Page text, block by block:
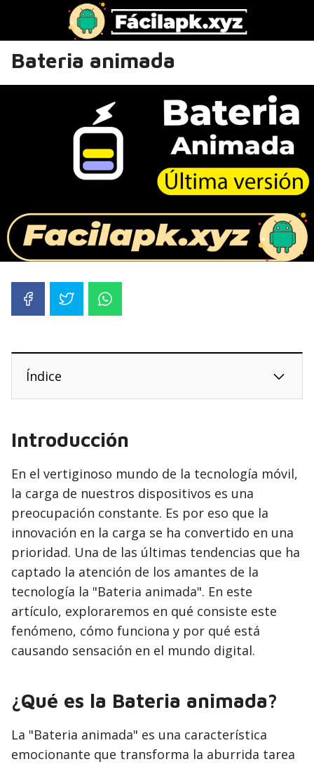
Bateria animada
Índice
Introducción
En el vertiginoso mundo de la tecnología móvil,
la carga de nuestros dispositivos es una
preocupación constante. Es por eso que la
innovación en la carga se ha convertido en una
prioridad. Una de las últimas tendencias que ha
captado la atención de los amantes de la
tecnología la "Bateria animada". En este
artículo, exploraremos en qué consiste este
fenómeno, cómo funciona y por qué está
causando sensación en el mundo digital.
¿Qué es la Bateria animada?
La "Bateria animada" es una característica
emocionante que transforma la aburrida tarea